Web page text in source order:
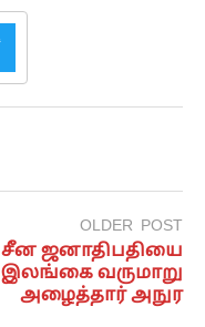
OLDER POST
சீன ஜனாதிபதியை
இலங்கை வருமாறு
அழைத்தார் அநுர